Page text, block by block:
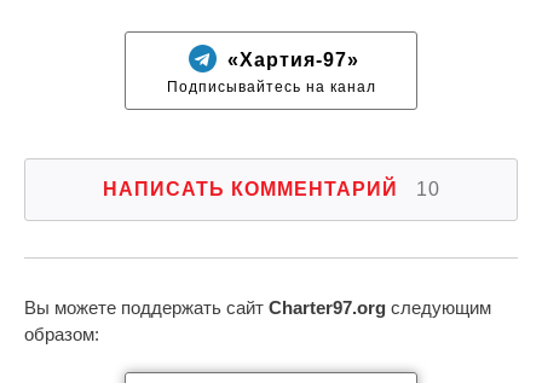
«Хартия-97»
Подписывайтесь на канал
НАПИСАТЬ КОММЕНТАРИЙ 10
Вы можете поддержать сайт Charter97.org следующим
образом: